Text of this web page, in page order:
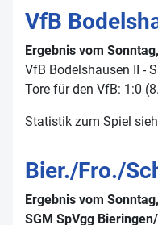
VfB
Ergebnis vom
VfB Bodelshausen II -
Tore für den VfB: 1:0
Statistik zum Spiel
Bier./Fro./
Ergebnis vom
SGM SpVgg